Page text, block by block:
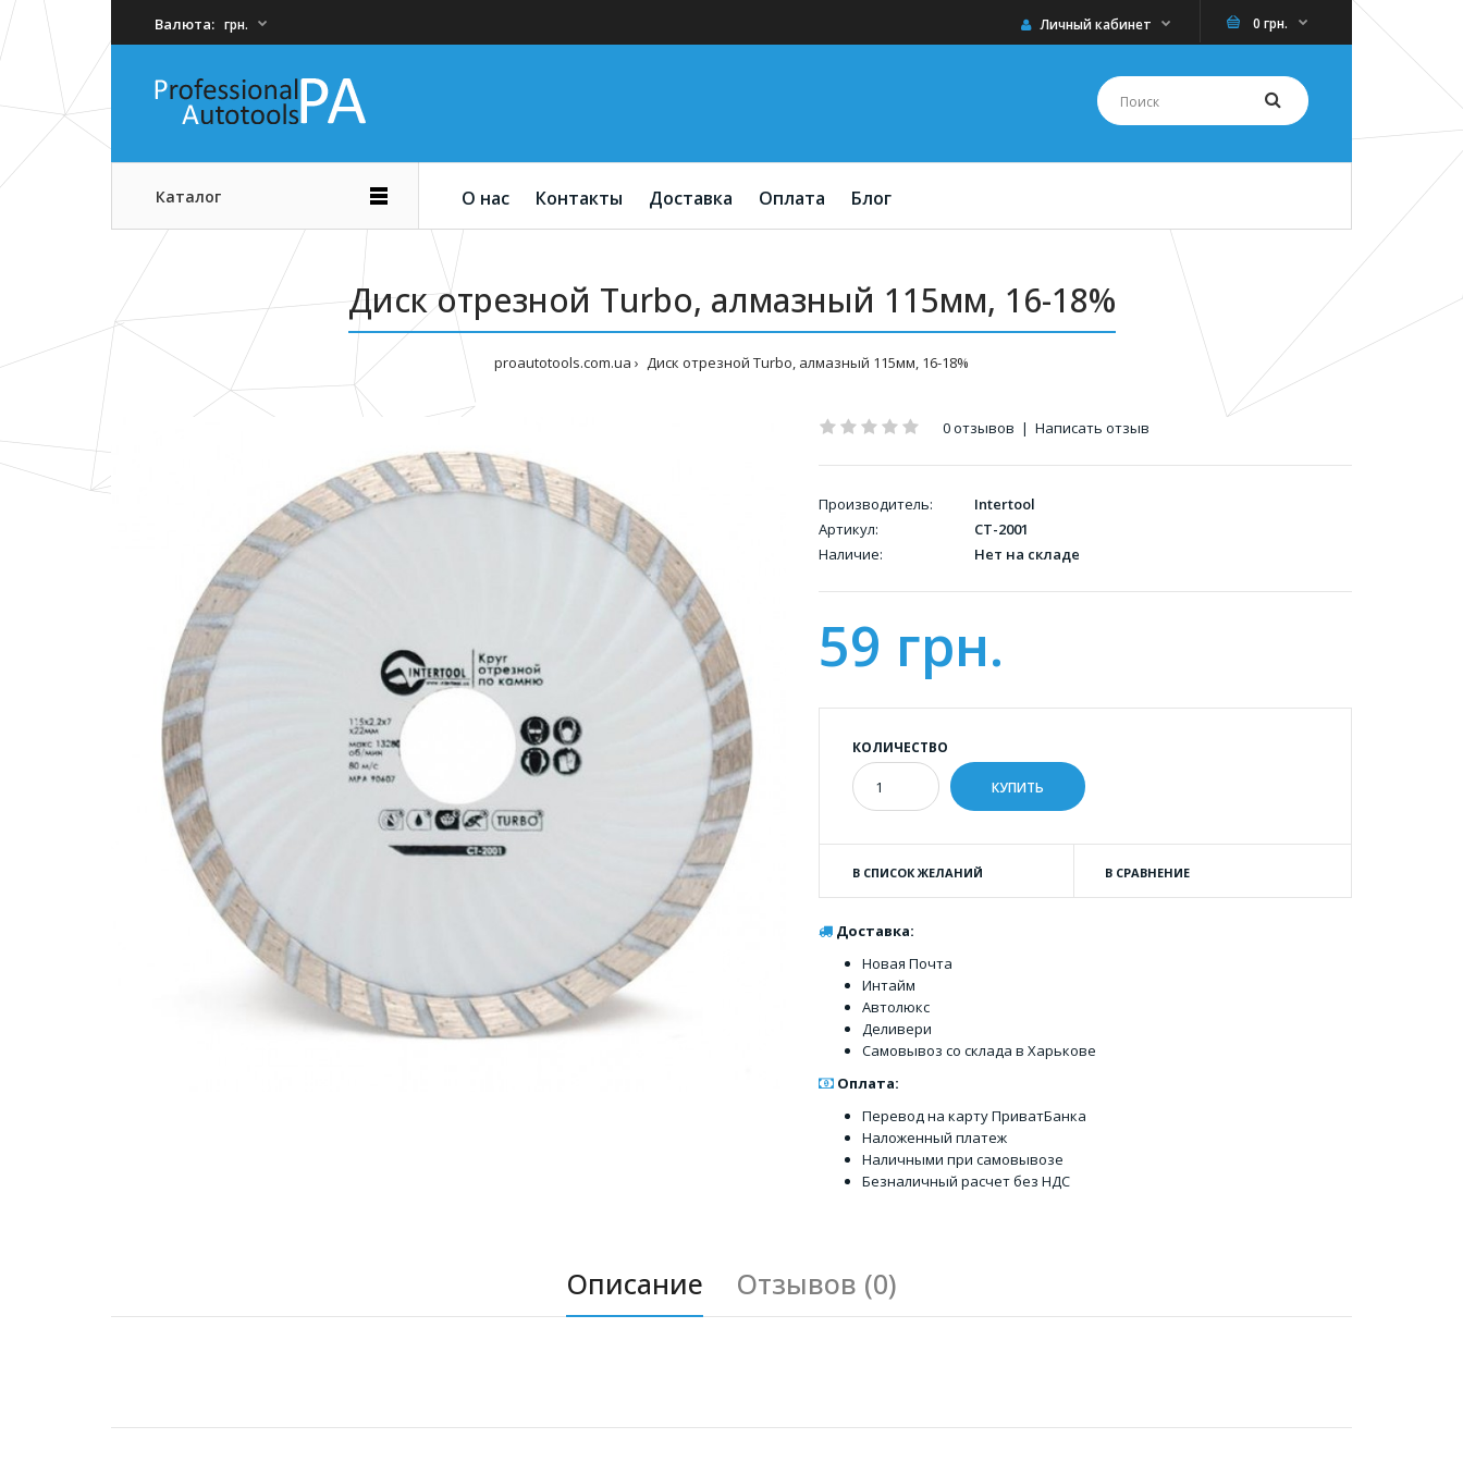
0 грн.
Личный кабинет
Валюта: грн.
Каталог О нас Контакты Доставка Оплата Блог
Диск отрезной Turbo, алмазный 115мм, 16-18%
proautotools.com.ua Диск отрезной Turbo, алмазный 115мм, 16-18%
0 отзывов | Написать отзыв
Производитель:
Intertool
Артикул:
CT-2001
Наличие:
Нет на складе
59 грн.
КОЛИЧЕСТВО
В СПИСОК ЖЕЛАНИЙ В СРАВНЕНИЕ
Доставка:
Новая Почта
Интайм
Автолюкс
Деливери
Самовывоз со склада в Харькове
Оплата:
Перевод на карту ПриватБанка
Наложенный платеж
Наличными при самовывозе
Безналичный расчет без НДС
Описание Отзывов (0)